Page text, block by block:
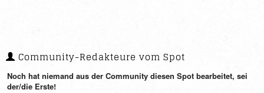
Community-Redakteure vom Spot
Noch hat niemand aus der Community diesen Spot bearbeitet, sei
der/die Erste!